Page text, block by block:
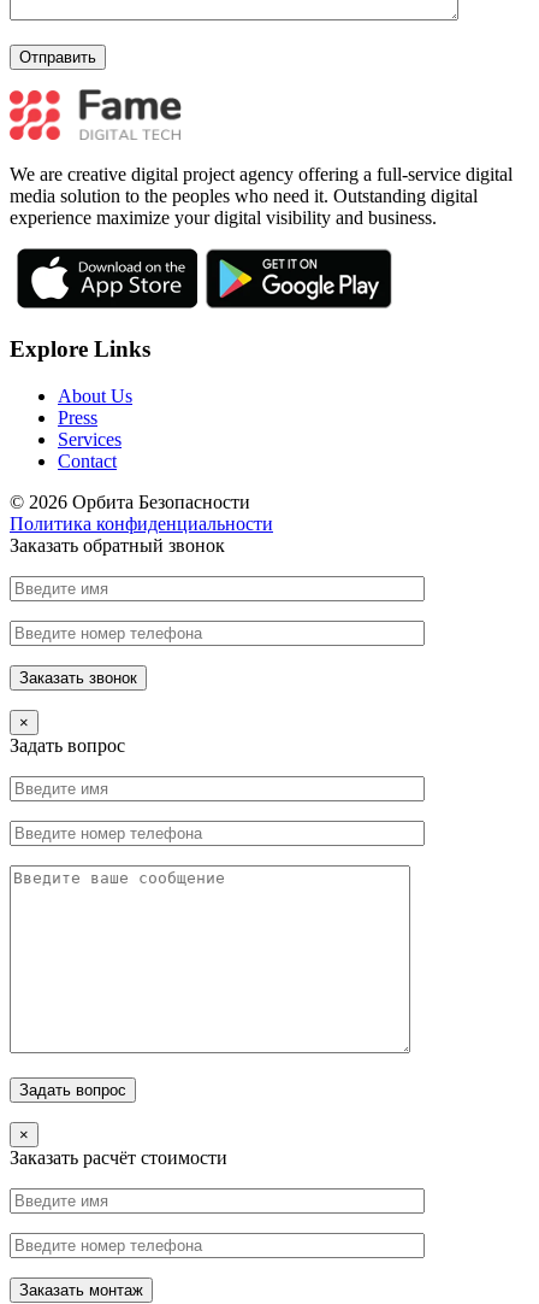
We are creative digital project agency offering a full-service digital
media solution to the peoples who need it. Outstanding digital
experience maximize your digital visibility and business.
Explore Links
About Us
Press
Services
Contact
© 2026 Орбита Безопасности
Политика конфиденциальности
Заказать обратный звонок
×
Задать вопрос
×
Заказать расчёт стоимости